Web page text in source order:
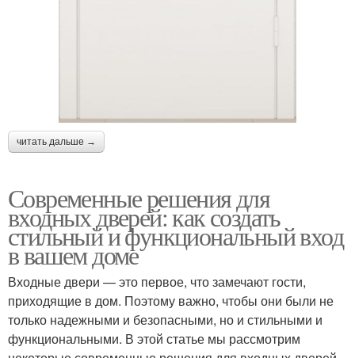
читать дальше →
Современные решения для
входных дверей: как создать
стильный и функциональный вход
в вашем доме
Входные двери — это первое, что замечают гости,
приходящие в дом. Поэтому важно, чтобы они были не
только надежными и безопасными, но и стильными и
функциональными. В этой статье мы рассмотрим